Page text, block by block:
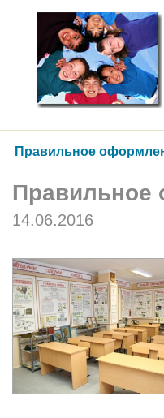
Правильное
Правильное
14.06.2016